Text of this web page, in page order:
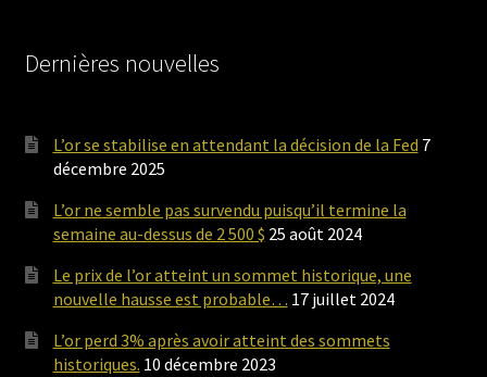
Dernières nouvelles
L’or se stabilise en attendant la décision de la Fed 7
décembre 2025
L’or ne semble pas survendu puisqu’il termine la
semaine au-dessus de 2 500 $ 25 août 2024
Le prix de l’or atteint un sommet historique, une
nouvelle hausse est probable… 17 juillet 2024
L’or perd 3% après avoir atteint des sommets
historiques. 10 décembre 2023